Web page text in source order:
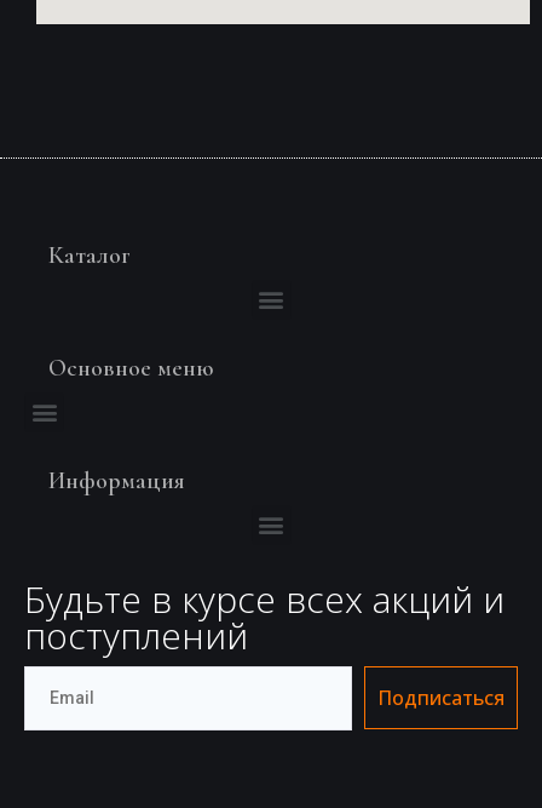
Каталог
Основное меню
Информация
Будьте в курсе всех акций и
поступлений
Подписаться